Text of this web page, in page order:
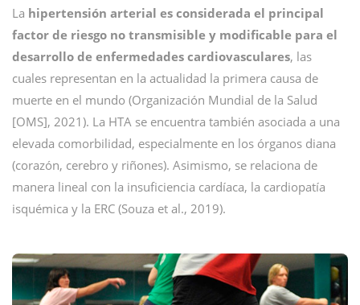
La hipertensión arterial es considerada el principal
factor de riesgo no transmisible y modificable para el
desarrollo de enfermedades cardiovasculares, las
cuales representan en la actualidad la primera causa de
muerte en el mundo (Organización Mundial de la Salud
[OMS], 2021). La HTA se encuentra también asociada a una
elevada comorbilidad, especialmente en los órganos diana
(corazón, cerebro y riñones). Asimismo, se relaciona de
manera lineal con la insuficiencia cardíaca, la cardiopatía
isquémica y la ERC (Souza et al., 2019).